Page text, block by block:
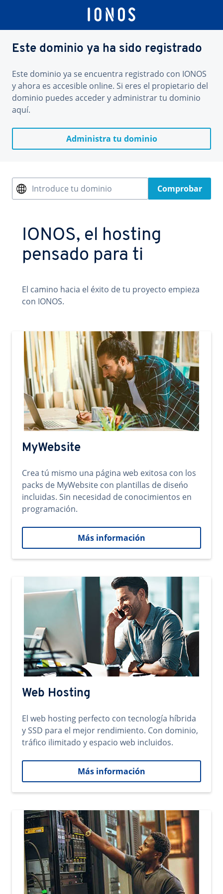
Este dominio ya ha sido registrado
Este dominio ya se encuentra registrado con IONOS
y ahora es accesible online. Si eres el propietario del
dominio puedes acceder y administrar tu dominio
aquí.
Administra tu dominio
Introduce tu dominio Comprobar
IONOS, el hosting
pensado para ti
El camino hacia el éxito de tu proyecto empieza
con IONOS.
MyWebsite
Crea tú mismo una página web exitosa con los
packs de MyWebsite con plantillas de diseńo
incluidas. Sin necesidad de conocimientos en
programación.
Más información
Web Hosting
El web hosting perfecto con tecnología híbrida
y SSD para el mejor rendimiento. Con dominio,
tráfico ilimitado y espacio web incluidos.
Más información